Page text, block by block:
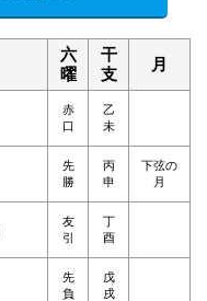
六
曜
干
支
月
赤
口
乙
未
先
勝
丙
申
下弦の
月
友
引
丁
酉
先
負
戊
戌